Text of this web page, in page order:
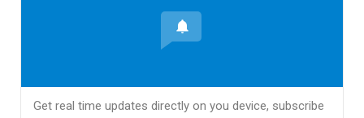
Get real time updates directly on you device, subscribe